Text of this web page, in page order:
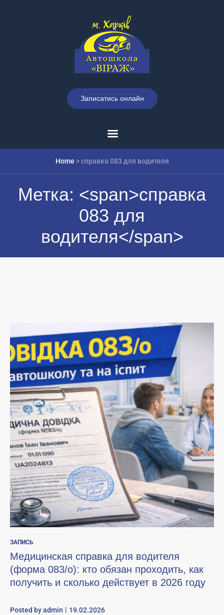
Записатись онлайн
Home >справка 083 для водителя
Метка: <span>справка
083 для
водителя</span>
ЗАПИСЬ
Медицинская справка для водителя
(форма 083/о): кто обязан проходить, как
получить и сколько действует в 2026 году
Posted byadmin 19.02.2026